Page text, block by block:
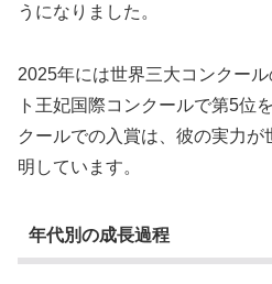
うになりました。
2025年には世界三大コンクー
ト王妃国際コンクールで第5位
クールでの入賞は、彼の実力
明しています。
年代別の成長過程